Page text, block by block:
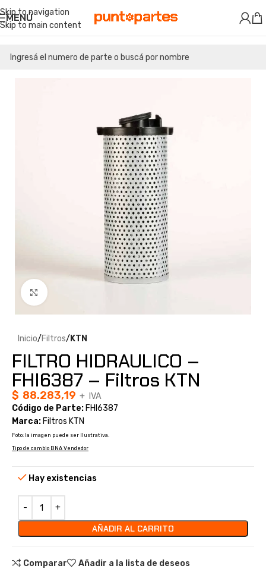
Skip to navigation
Skip to main content
MENÚ
Clic para ampliar
Inicio Filtros KTN
FILTRO HIDRAULICO –
FHI6387 – Filtros KTN
$ 88.283,19 + IVA
Código de Parte: FHI6387
Marca: Filtros KTN
Foto: la imagen puede ser Ilustrativa.
Tipo de cambio BNA Vendedor
Hay existencias
AÑADIR AL CARRITO
Comparar
Añadir a la lista de deseos